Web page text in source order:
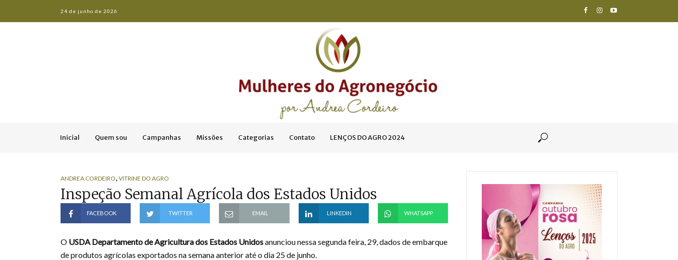
24 de junho de 2026
Inicial Quem sou Campanhas Missões Categorias Contato LENÇOS DO AGRO 2024
ANDREA CORDEIRO, VITRINE DO AGRO
Inspeção Semanal Agrícola dos Estados Unidos
FACEBOOK TWITTER EMAIL LINKEDIN WHATSAPP
O USDA Departamento de Agricultura dos Estados Unidosanunciou nessa segunda feira, 29, dados de embarque
de produtos agrícolas exportados na semana anterior até o dia 25 de junho.